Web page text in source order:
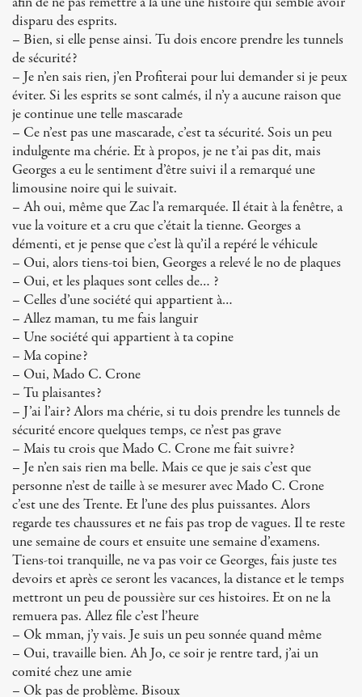
disparu des esprits.
– Bien, si elle pense ainsi. Tu dois encore prendre les tunnels
de sécurité?
– Je n’en sais rien, j’en Profiterai pour lui demander si je peux
éviter. Si les esprits se sont calmés, il n’y a aucune raison que
je continue une telle mascarade
– Ce n’est pas une mascarade, c’est ta sécurité. Sois un peu
indulgente ma chérie. Et à propos, je ne t’ai pas dit, mais
Georges a eu le sentiment d’être suivi il a remarqué une
limousine noire qui le suivait.
– Ah oui, même que Zac l’a remarquée. Il était à la fenêtre, a
vue la voiture et a cru que c’était la tienne. Georges a
démenti, et je pense que c’est là qu’il a repéré le véhicule
– Oui, alors tiens-toi bien, Georges a relevé le no de plaques
– Oui, et les plaques sont celles de… ?
– Celles d’une société qui appartient à…
– Allez maman, tu me fais languir
– Une société qui appartient à ta copine
– Ma copine?
– Oui, Mado C. Crone
– Tu plaisantes?
– J’ai l’air? Alors ma chérie, si tu dois prendre les tunnels de
sécurité encore quelques temps, ce n’est pas grave
– Mais tu crois que Mado C. Crone me fait suivre?
– Je n’en sais rien ma belle. Mais ce que je sais c’est que
personne n’est de taille à se mesurer avec Mado C. Crone
c’est une des Trente. Et l’une des plus puissantes. Alors
regarde tes chaussures et ne fais pas trop de vagues. Il te reste
une semaine de cours et ensuite une semaine d’examens.
Tiens-toi tranquille, ne va pas voir ce Georges, fais juste tes
devoirs et après ce seront les vacances, la distance et le temps
mettront un peu de poussière sur ces histoires. Et on ne la
remuera pas. Allez file c’est l’heure
– Ok mman, j’y vais. Je suis un peu sonnée quand même
– Oui, travaille bien. Ah Jo, ce soir je rentre tard, j’ai un
comité chez une amie
– Ok pas de problème. Bisoux